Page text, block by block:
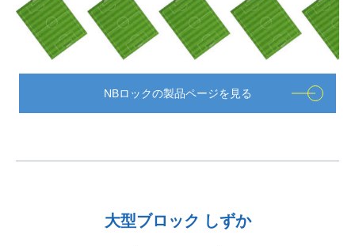
NBロックの製品ページを見る
大型ブロック しずか